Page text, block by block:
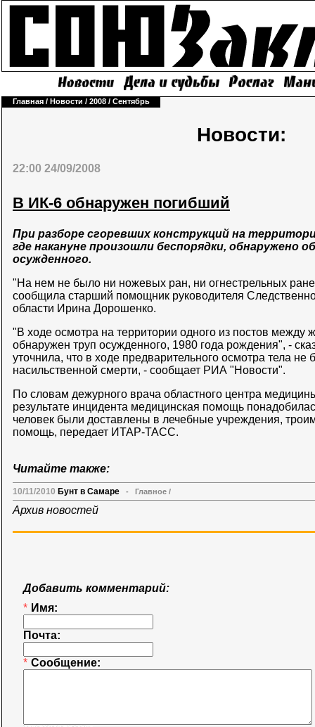
Главная / Новости / 2008 / Сентябрь
Новости:
22:00 24/09/2008
В ИК-6 обнаружен погибший
При разборе сгоревших конструкций на
где накануне произошли беспорядки, обнаружено
осужденного.
"На нем не было ни ножевых ран, ни огнестрельных
сообщила старший помощник руководителя
области Ирина Дорошенко.
"В ходе осмотра на территории одного из постов
обнаружен труп осужденного, 1980 года рождения", -
уточнила, что в ходе предварительного осмотра тела не
насильственной смерти, - сообщает РИА "Новости".
По словам дежурного врача областного центра
результате инцидента медицинская помощь
человек были доставлены в лечебные учреждения,
помощь, передает ИТАР-ТАСС.
Читайте также:
10/11/2010 Бунт в Самаре - Главное /
Архив новостей
Добавить комментарий:
* Имя:
Почта:
* Сообщение: